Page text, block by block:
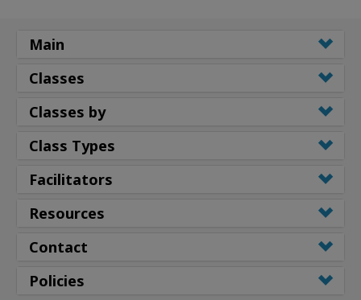
Main
Classes
Classes by
Class Types
Facilitators
Resources
Contact
Policies